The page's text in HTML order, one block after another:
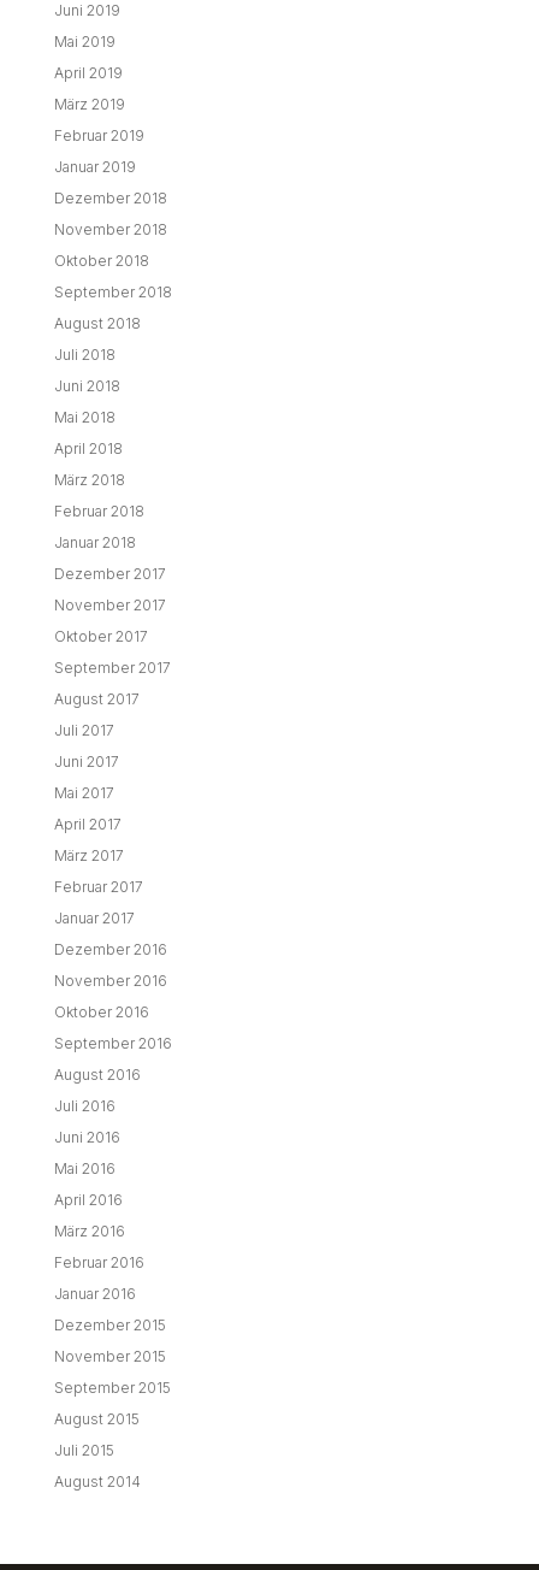
Juni 2019
Mai 2019
April 2019
März 2019
Februar 2019
Januar 2019
Dezember 2018
November 2018
Oktober 2018
September 2018
August 2018
Juli 2018
Juni 2018
Mai 2018
April 2018
März 2018
Februar 2018
Januar 2018
Dezember 2017
November 2017
Oktober 2017
September 2017
August 2017
Juli 2017
Juni 2017
Mai 2017
April 2017
März 2017
Februar 2017
Januar 2017
Dezember 2016
November 2016
Oktober 2016
September 2016
August 2016
Juli 2016
Juni 2016
Mai 2016
April 2016
März 2016
Februar 2016
Januar 2016
Dezember 2015
November 2015
September 2015
August 2015
Juli 2015
August 2014